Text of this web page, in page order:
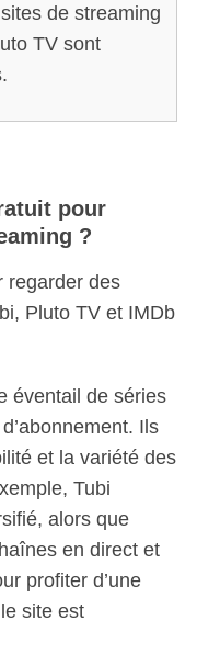
de streaming
TV sont
pour
?
regarder des
Pluto TV et IMDb
éventail de séries
Ils
et la variété des
Tubi
alors que
en direct et
profiter d’une
site est